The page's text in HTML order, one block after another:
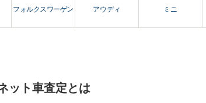
フォルクスワーゲン アウディ ミニ
ット車査定とは